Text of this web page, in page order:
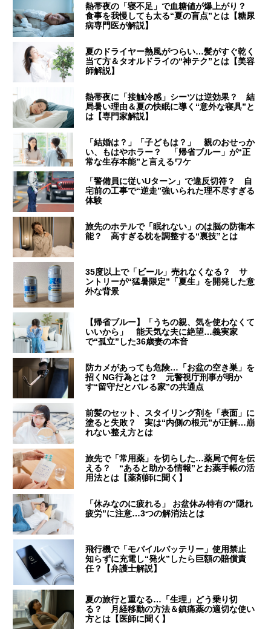
熱帯夜の「寝不足」で血糖値が爆上がり？
食事を我慢しても太る“夏の盲点”とは【糖尿
病専門医が解説】
夏のドライヤー熱風がつらい…髪がすぐ乾く
当て方＆タオルドライの“神テク”とは【美容
師解説】
熱帯夜に「接触冷感」シーツは逆効果？ 結
局暑い理由＆夏の快眠に導く“意外な寝具”と
は【専門家解説】
「結婚は？」「子どもは？」 親のおせっか
い、もはやホラー？ 「帰省ブルー」が“正
常な生存本能”と言えるワケ
「警備員に従いUターン」で違反切符？ 自
宅前の工事で“逆走”強いられた理不尽すぎる
体験
旅先のホテルで「眠れない」のは脳の防衛本
能？ 高すぎる枕を調整する“裏技”とは
35度以上で「ビール」売れなくなる？ サ
ントリーが“猛暑限定”「夏生」を開発した意
外な背景
【帰省ブルー】「うちの親、気を使わなくて
いいから」 能天気な夫に絶望…義実家
で“孤立”した36歳妻の本音
防カメがあっても危険…「お盆の空き巣」を
招くNG行為とは？ 元警視庁刑事が明か
す“留守だとバレる家”の共通点
前髪のセット、スタイリング剤を「表面」に
塗ると失敗？ 実は“内側の根元”が正解…崩
れない整え方とは
旅先で「常用薬」を切らした…薬局で何を伝
える？ “あると助かる情報”とお薬手帳の活
用法とは【薬剤師に聞く】
「休みなのに疲れる」 お盆休み特有の“隠れ
疲労”に注意…3つの解消法とは
飛行機で「モバイルバッテリー」使用禁止
知らずに充電し“発火”したら巨額の賠償責
任？【弁護士解説】
夏の旅行と重なる…「生理」どう乗り切
る？ 月経移動の方法＆鎮痛薬の適切な使い
方とは【医師に聞く】